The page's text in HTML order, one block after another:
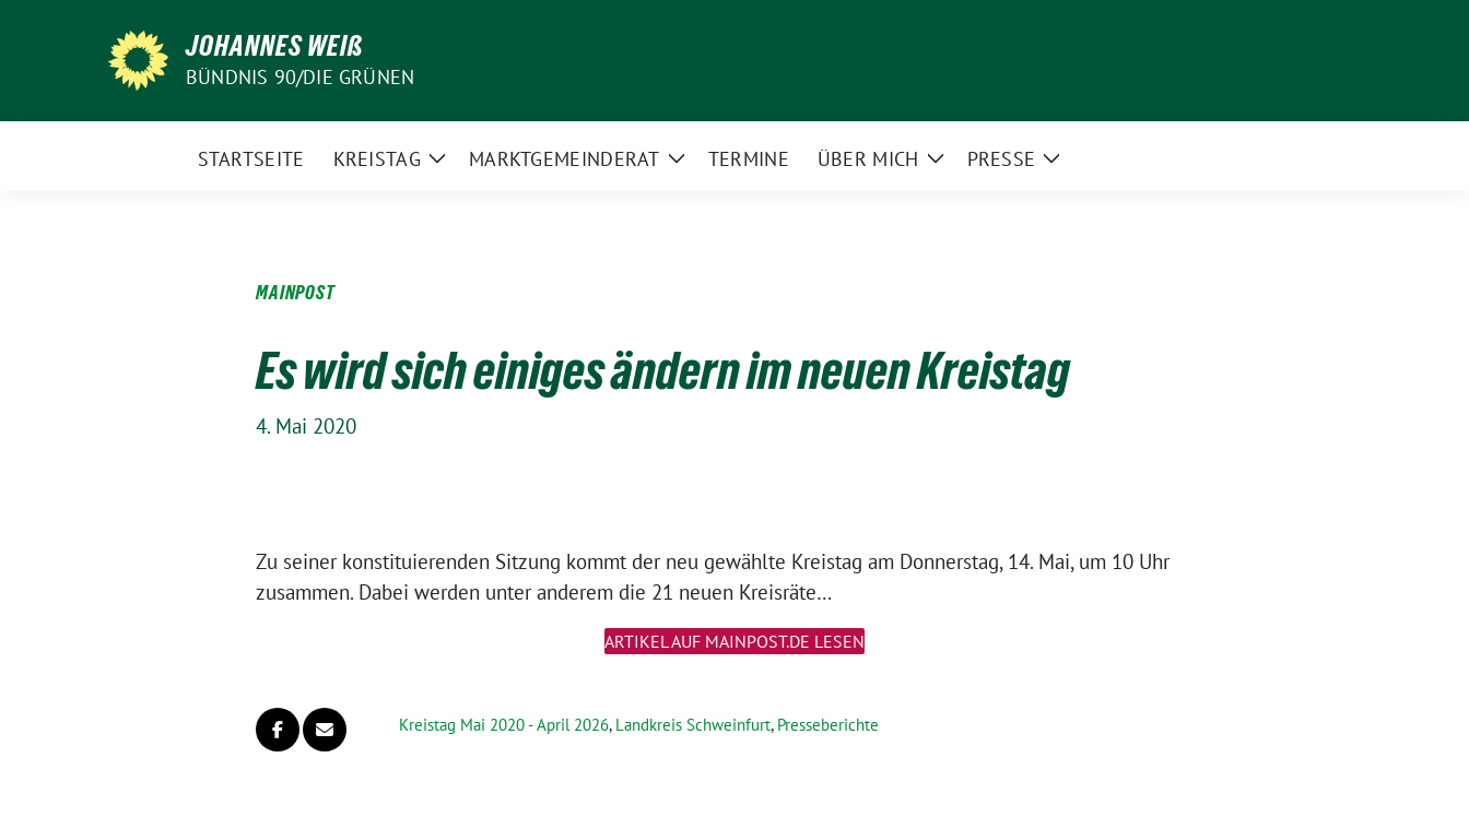
JOHANNES WEIß
BÜNDNIS 90/DIE GRÜNEN
STARTSEITE KREISTAG
ZeigeMARKT­GEMEINDERAT
ZeigeTERMINE ÜBER MICH
ZeigePRESSE
Zeige
MAINPOST
Es wird sich einiges ändern im neuen Kreistag
4. Mai 2020
Zu seiner konstituierenden Sitzung kommt der neu gewählte Kreistag am Donnerstag, 14. Mai, um 10 Uhr
zusammen. Dabei werden unter anderem die 21 neuen Kreisräte…
ARTIKEL AUF MAINPOST.DE LESEN
Kreistag Mai 2020 - April 2026, Landkreis Schweinfurt, Presseberichte